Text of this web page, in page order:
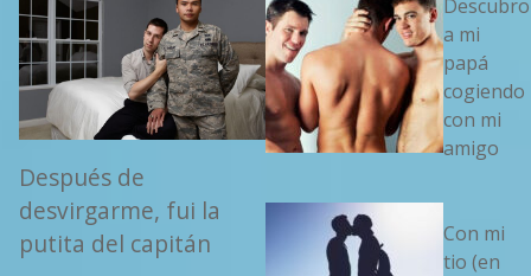
Después de
desvirgarme, fui la
putita del capitán
Descubro
a mi
papá
cogiendo
con mi
amigo
Con mi
tio (en